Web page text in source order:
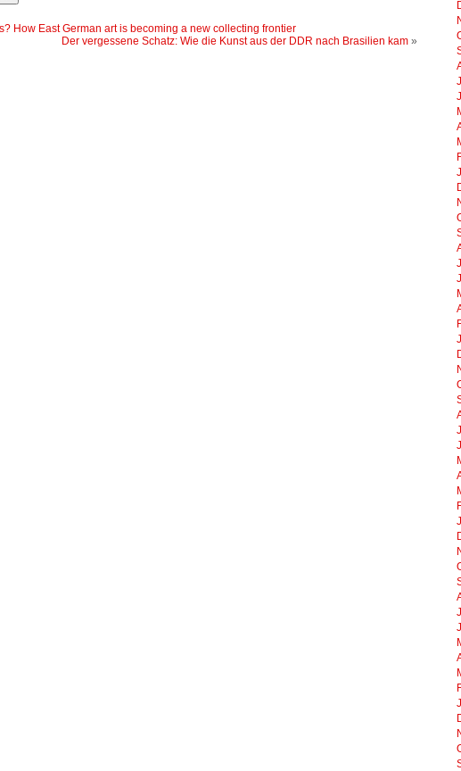
How East German art is becoming a new collecting frontier
Der vergessene Schatz: Wie die Kunst aus der DDR nach Brasilien kam »